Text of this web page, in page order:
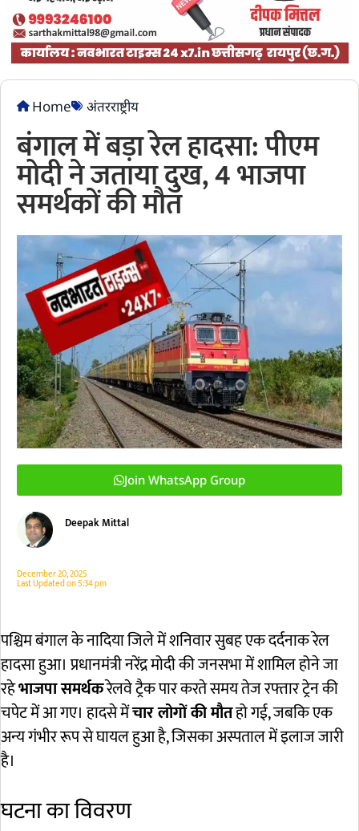
Home अंतरराष्ट्रीय
बंगाल में बड़ा रेल हादसा: पीएम
मोदी ने जताया दुख, 4 भाजपा
समर्थकों की मौत
Join WhatsApp Group
Deepak Mittal
December 20, 2025
Last Updated on5:34 pm
पश्चिम बंगाल के नादिया जिले में शनिवार सुबह एक दर्दनाक रेल
हादसा हुआ। प्रधानमंत्री नरेंद्र मोदी की जनसभा में शामिल होने जा
रहेभाजपा समर्थकरेलवे ट्रैक पार करते समय तेज रफ्तार ट्रेन की
चपेट में आ गए। हादसे मेंचार लोगों की मौतहो गई, जबकि एक
अन्य गंभीर रूप से घायल हुआ है, जिसका अस्पताल में इलाज जारी
है।
घटना का विवरण